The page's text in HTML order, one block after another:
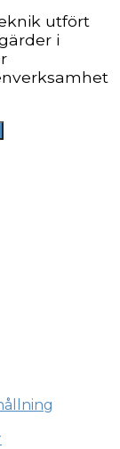
utfört
i